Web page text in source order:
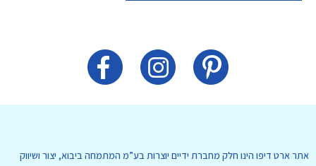
אתר ארט דיפו הינו חלק מחברת ידיים יוצרות בע”מ המתמחה ביבוא, יצור ושיווק